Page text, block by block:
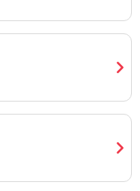
chevron_right
chevron_right